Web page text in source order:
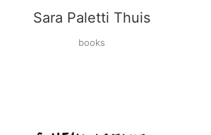
Sara Paletti Thuis
books